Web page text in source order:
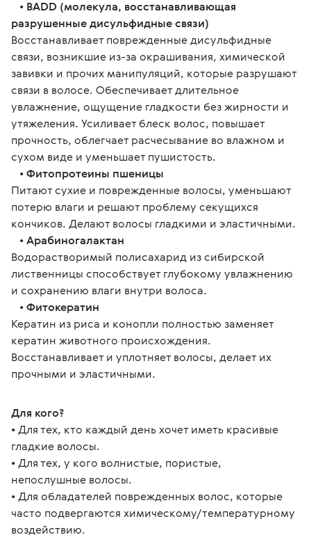
• BADD (молекула, восстанавливающая
разрушенные дисульфидные связи)
Восстанавливает поврежденные дисульфидные
связи, возникшие из-за окрашивания, химической
завивки и прочих манипуляций, которые разрушают
связи в волосе. Обеспечивает длительное
увлажнение, ощущение гладкости без жирности и
утяжеления. Усиливает блеск волос, повышает
прочность, облегчает расчесывание во влажном и
сухом виде и уменьшает пушистость.
• Фитопротеины пшеницы
Питают сухие и поврежденные волосы, уменьшают
потерю влаги и решают проблему секущихся
кончиков. Делают волосы гладкими и эластичными.
• Арабиногалактан
Водорастворимый полисахарид из сибирской
лиственницы способствует глубокому увлажнению
и сохранению влаги внутри волоса.
• Фитокератин
Кератин из риса и конопли полностью заменяет
кератин животного происхождения.
Восстанавливает и уплотняет волосы, делает их
прочными и эластичными.
Для кого?
• Для тех, кто каждый день хочет иметь красивые
гладкие волосы.
• Для тех, у кого волнистые, пористые,
непослушные волосы.
• Для обладателей поврежденных волос, которые
часто подвергаются химическому/температурному
воздействию.